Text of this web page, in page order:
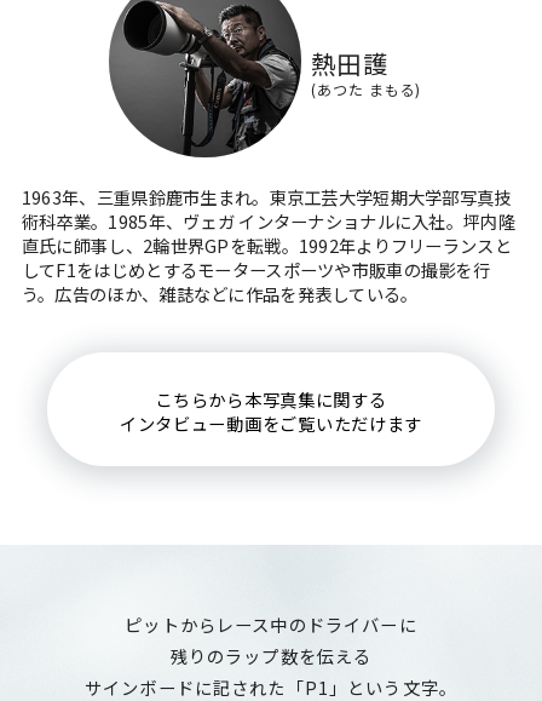
熱田護
(あつた まもる)
1963年、三重県鈴鹿市生まれ。東京工芸大学短期大学部写真技
術科卒業。1985年、ヴェガ インターナショナルに入社。坪内隆
直氏に師事し、2輪世界GPを転戦。1992年よりフリーランスと
してF1をはじめとするモータースポーツや市販車の撮影を行
う。広告のほか、雑誌などに作品を発表している。
こちらから本写真集に関する
インタビュー動画をご覧いただけます
ピットからレース中のドライバーに
残りのラップ数を伝える
サインボードに記された「P1」という文字。